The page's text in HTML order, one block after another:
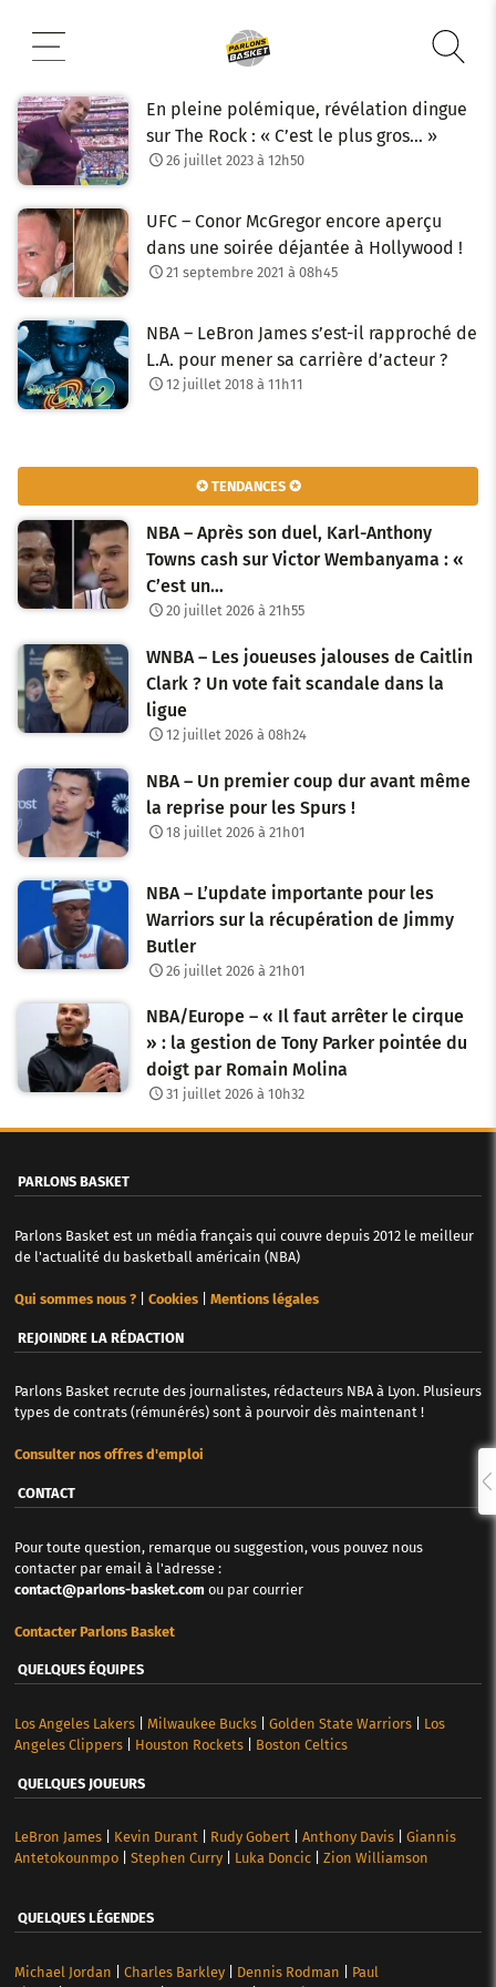
contenu
En pleine polémique, révélation dingue
sur The Rock : « C’est le plus gros… »
26 juillet 2023 à 12h50
UFC – Conor McGregor encore aperçu
dans une soirée déjantée à Hollywood !
21 septembre 2021 à 08h45
NBA – LeBron James s’est-il rapproché de
L.A. pour mener sa carrière d’acteur ?
12 juillet 2018 à 11h11
✪ TENDANCES ✪
NBA – Après son duel, Karl-Anthony
Towns cash sur Victor Wembanyama : «
C’est un…
20 juillet 2026 à 21h55
WNBA – Les joueuses jalouses de Caitlin
Clark ? Un vote fait scandale dans la
ligue
12 juillet 2026 à 08h24
NBA – Un premier coup dur avant même
la reprise pour les Spurs !
18 juillet 2026 à 21h01
NBA – L’update importante pour les
Warriors sur la récupération de Jimmy
Butler
26 juillet 2026 à 21h01
NBA/Europe – « Il faut arrêter le cirque
» : la gestion de Tony Parker pointée du
doigt par Romain Molina
31 juillet 2026 à 10h32
PARLONS BASKET
Parlons Basket est un média français qui couvre depuis 2012 le meilleur
de l'actualité du basketball américain (NBA)
Qui sommes nous ?| Cookies| Mentions légales
REJOINDRE LA RÉDACTION
Parlons Basket recrute des journalistes, rédacteurs NBA à Lyon. Plusieurs
types de contrats (rémunérés) sont à pourvoir dès maintenant !
Consulter nos offres d'emploi
CONTACT
Pour toute question, remarque ou suggestion, vous pouvez nous
contacter par email à l'adresse :
contact@parlons-basket.com ou par courrier
Contacter Parlons Basket
QUELQUES ÉQUIPES
Los Angeles Lakers| Milwaukee Bucks| Golden State Warriors| Los
Angeles Clippers| Houston Rockets| Boston Celtics
QUELQUES JOUEURS
LeBron James| Kevin Durant| Rudy Gobert| Anthony Davis| Giannis
Antetokounmpo| Stephen Curry| Luka Doncic| Zion Williamson
QUELQUES LÉGENDES
Michael Jordan Charles Barkley| Dennis Rodman
Paul